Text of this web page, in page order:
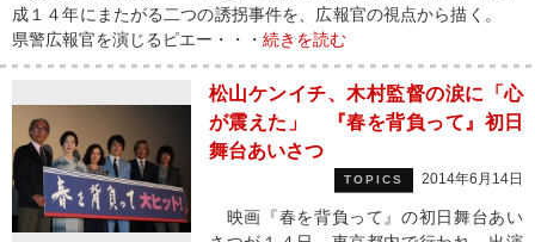
成１４年にまたがる二つの誘拐事件を、広報官の視点から描く。
県警広報官を演じるピエー・・・ 続きを読む
松山ケンイチ、木村監督の涙に「心
が震えた」 『春を背負って』初日
舞台あいさつ
TOPICS 2014年6月14日
映画『春を背負って』の初日舞台あい